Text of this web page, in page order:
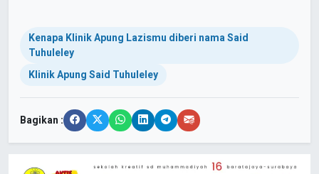
Kenapa Klinik Apung Lazismu diberi nama Said
Tuhuleley
Klinik Apung Said Tuhuleley
Bagikan :